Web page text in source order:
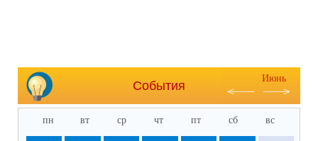
События
Июнь
пн вт ср чт пт сб вс